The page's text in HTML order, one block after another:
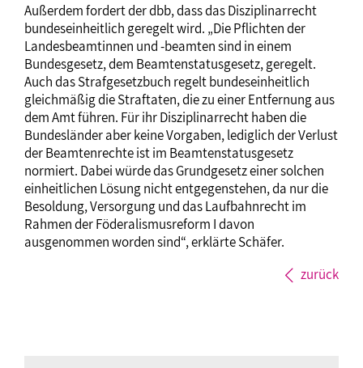
Außerdem fordert der dbb, dass das Disziplinarrecht
bundeseinheitlich geregelt wird. „Die Pflichten der
Landesbeamtinnen und -beamten sind in einem
Bundesgesetz, dem Beamtenstatusgesetz, geregelt.
Auch das Strafgesetzbuch regelt bundeseinheitlich
gleichmäßig die Straftaten, die zu einer Entfernung aus
dem Amt führen. Für ihr Disziplinarrecht haben die
Bundesländer aber keine Vorgaben, lediglich der Verlust
der Beamtenrechte ist im Beamtenstatusgesetz
normiert. Dabei würde das Grundgesetz einer solchen
einheitlichen Lösung nicht entgegenstehen, da nur die
Besoldung, Versorgung und das Laufbahnrecht im
Rahmen der Föderalismusreform I davon
ausgenommen worden sind“, erklärte Schäfer.
zurück